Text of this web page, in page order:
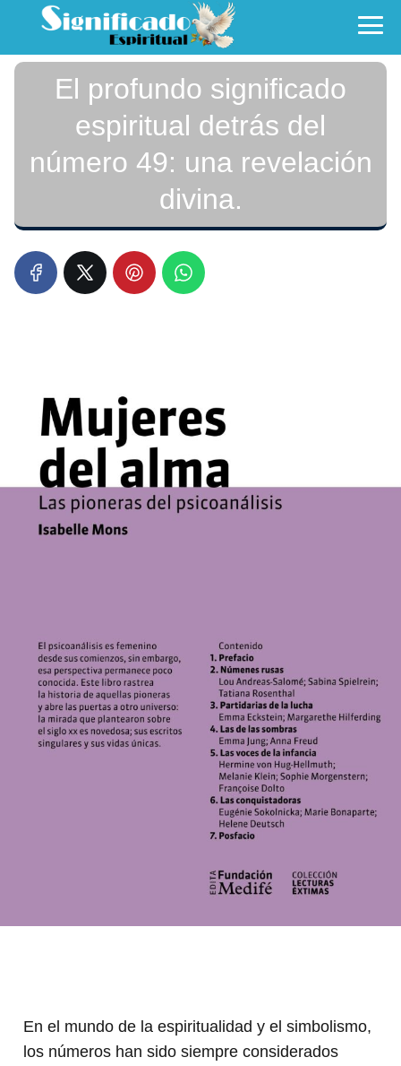
El profundo significado
espiritual detrás del
número 49: una revelación
divina.
En el mundo de la espiritualidad y el simbolismo,
los números han sido siempre considerados